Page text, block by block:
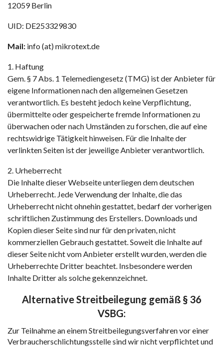
12059 Berlin
UID: DE253329830
Mail: info (at) mikrotext.de
1. Haftung
Gem. § 7 Abs. 1 Telemediengesetz (TMG) ist der Anbieter für
eigene Informationen nach den allgemeinen Gesetzen
verantwortlich. Es besteht jedoch keine Verpflichtung,
übermittelte oder gespeicherte fremde Informationen zu
überwachen oder nach Umständen zu forschen, die auf eine
rechtswidrige Tätigkeit hinweisen. Für die Inhalte der
verlinkten Seiten ist der jeweilige Anbieter verantwortlich.
2. Urheberrecht
Die Inhalte dieser Webseite unterliegen dem deutschen
Urheberrecht. Jede Verwendung der Inhalte, die das
Urheberrecht nicht ohnehin gestattet, bedarf der vorherigen
schriftlichen Zustimmung des Erstellers. Downloads und
Kopien dieser Seite sind nur für den privaten, nicht
kommerziellen Gebrauch gestattet. Soweit die Inhalte auf
dieser Seite nicht vom Anbieter erstellt wurden, werden die
Urheberrechte Dritter beachtet. Insbesondere werden
Inhalte Dritter als solche gekennzeichnet.
Alternative Streitbeilegung gemäß § 36
VSBG:
Zur Teilnahme an einem Streitbeilegungsverfahren vor einer
Verbraucherschlichtungsstelle sind wir nicht verpflichtet und